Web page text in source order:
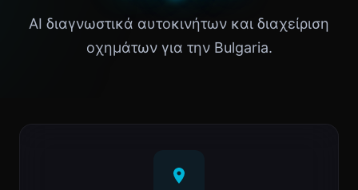
AI διαγνωστικά αυτοκινήτων και διαχείριση
οχημάτων για την Bulgaria.